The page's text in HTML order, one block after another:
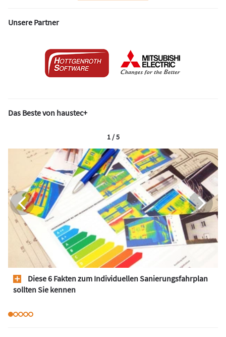
Unsere Partner
Das Beste von haustec+
Diese 6 Fakten zum Individuellen Sanierungsfahrplan
sollten Sie kennen
1 / 5